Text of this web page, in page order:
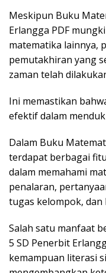
Meskipun Buku
Erlangga PDF
matematika lainnya,
pemutakhiran yang
zaman telah
Ini memastikan
efektif dalam
Dalam Buku
terdapat berbagai
dalam memahami
penalaran,
tugas kelompok, dan
Salah satu manfaat
5 SD Penerbit
kemampuan literasi